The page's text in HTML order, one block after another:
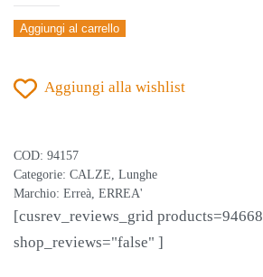
SENZA
PIEDE
SOCKS
quantità
Aggiungi al carrello
Aggiungi alla wishlist
COD: 94157
Categorie: CALZE, Lunghe
Marchio: Erreà, ERREA'
[cusrev_reviews_grid products=94668
shop_reviews="false" ]